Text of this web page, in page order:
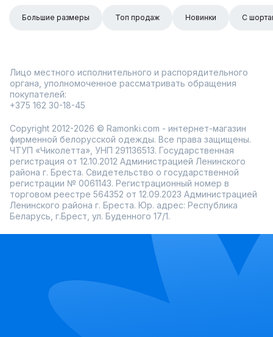
Большие размеры Топ продаж Новинки С
Лицо местного исполнительного и распорядительного
органа, уполномоченное рассматривать обращения
покупателей:
+375 162 30-18-45
Copyright 2012-2026 © Ramonki.com - интернет-магазин
фирменной белорусской одежды. Все права защищены.
ЧТУП «Чиколетта», УНП 291136513. Государственная
регистрация от 12.10.2012 Администрацией Ленинского
района г. Бреста. Свидетельство о государственной
регистрации № 0061143. Регистрационный номер в
торговом реестре 564352 от 12.09.2023 Администрацией
Ленинского района г. Бреста. Юр. адрес: Республика
Беларусь, г.Брест, ул. Буденного 17/1.